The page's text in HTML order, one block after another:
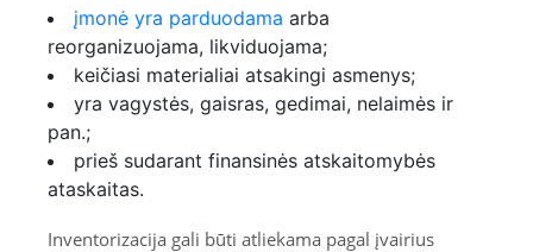
įmonė yra parduodama arba
reorganizuojama, likviduojama;
keičiasi materialiai atsakingi asmenys;
yra vagystės, gaisras, gedimai, nelaimės ir
pan.;
prieš sudarant finansinės atskaitomybės
ataskaitas.
Inventorizacija gali būti atliekama pagal įvairius